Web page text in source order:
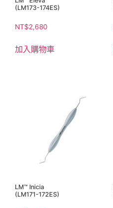
(LM173-174ES)
NT$2,680
加入購物車
LM™ Inicia
(LM171-172ES)